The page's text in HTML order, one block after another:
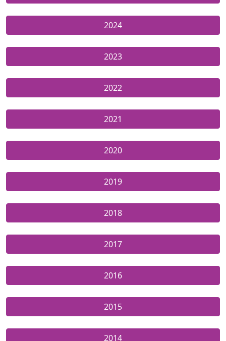
2024
2023
2022
2021
2020
2019
2018
2017
2016
2015
2014